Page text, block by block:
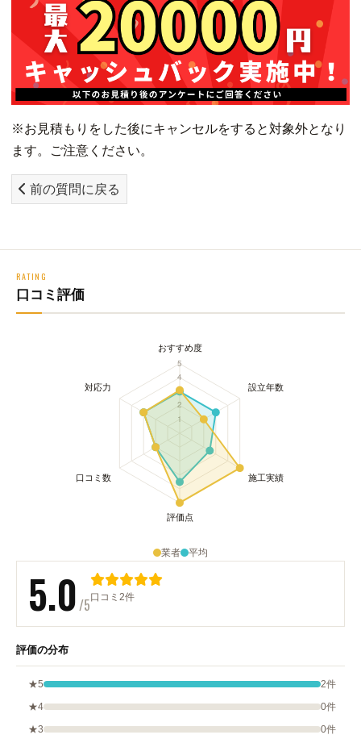
※お見積もりをした後にキャンセルをすると対象外となり
ます。ご注意ください。
前の質問に戻る
RATING
口コミ評価
業者 平均
5.0/5口コミ2件
評価の分布
★5
2件
★4
0件
★3
0件